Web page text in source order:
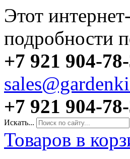
Этот
подробности
+7 921 904-
+7 921 904-
Искать...
Товаров в